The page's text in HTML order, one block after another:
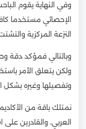
وفي النهاية يقوم
الإحصائي مستخدما
النزعة المركزية
ولكن يتعلق الأمر
وتفصيلها وغيره بشكل
نمتلك باقة من
العربي، والقادرين